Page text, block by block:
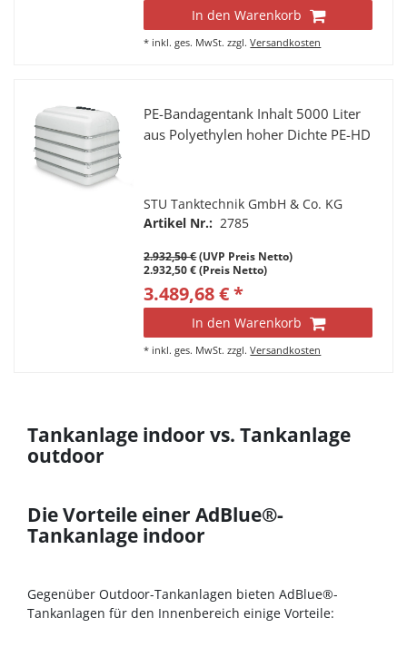
In den Warenkorb
* inkl. ges. MwSt. zzgl.Versandkosten
PE-Bandagentank Inhalt 5000 Liter
aus Polyethylen hoher Dichte PE-HD
STU Tanktechnik GmbH & Co. KG
Artikel Nr.: 2785
2.932,50 €(UVP Preis Netto)
2.932,50 € (Preis Netto)
3.489,68 € *
In den Warenkorb
* inkl. ges. MwSt. zzgl.Versandkosten
Tankanlage indoor vs. Tankanlage
outdoor
Die Vorteile einer AdBlue®-
Tankanlage indoor
Gegenüber Outdoor-Tankanlagen bieten AdBlue®-
Tankanlagen für den Innenbereich einige Vorteile: